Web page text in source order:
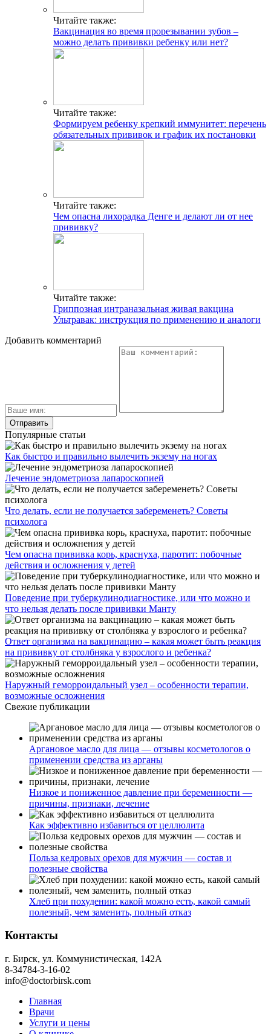
Читайте также:
Вакцинация во время прорезывании зубов –
можно делать прививки ребенку или нет?
Читайте также:
Формируем ребенку крепкий иммунитет: перечень
обязательных прививок и график их постановки
Читайте также:
Чем опасна лихорадка Денге и делают ли от нее
прививку?
Читайте также:
Гриппозная интраназальная живая вакцина
Ультравак: инструкция по применению и аналоги
Добавить комментарий
Популярные статьи
Как быстро и правильно вылечить экзему на ногах
Лечение эндометриоза лапароскопией
Что делать, если не получается забеременеть? Советы
психолога
Чем опасна прививка корь, краснуха, паротит: побочные
действия и осложнения у детей
Поведение при туберкулинодиагностике, или что можно и
что нельзя делать после прививки Манту
Ответ организма на вакцинацию – какая может быть реакция
на прививку от столбняка у взрослого и ребенка?
Наружный геморроидальный узел – особенности терапии,
возможные осложнения
Свежие публикации
Аргановое масло для лица — отзывы косметологов о
применении средства из арганы
Низкое и пониженное давление при беременности —
причины, признаки, лечение
Как эффективно избавиться от целлюлита
Польза кедровых орехов для мужчин — состав и
полезные свойства
Хлеб при похудении: какой можно есть, какой самый
полезный, чем заменить, полный отказ
Контакты
г. Бирск, ул. Коммунистическая, 142А
8-34784-3-16-02
info@doctorbirsk.com
Главная
Врачи
Услуги и цены